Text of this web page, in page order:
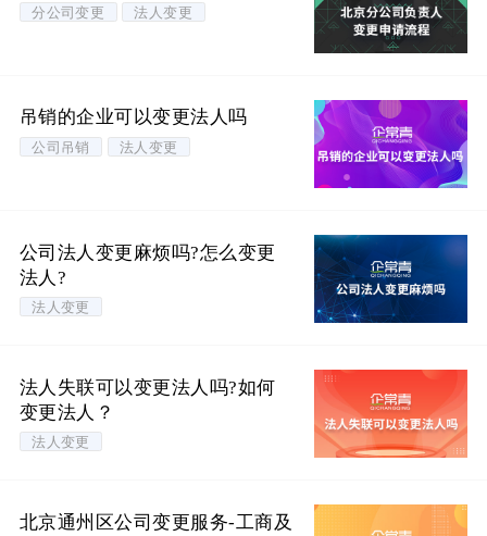
分公司变更 法人变更
吊销的企业可以变更法人吗
公司吊销 法人变更
公司法人变更麻烦吗?怎么变更
法人?
法人变更
法人失联可以变更法人吗?如何
变更法人？
法人变更
北京通州区公司变更服务-工商及